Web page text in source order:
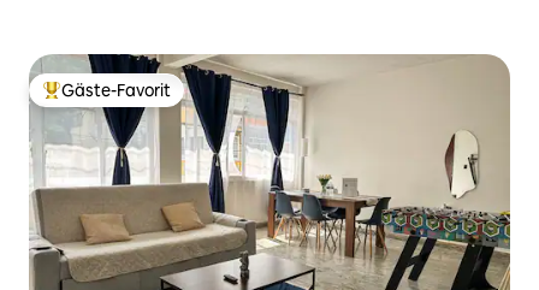
Beliebter Gäste-Favorit.
Gäste-Favorit